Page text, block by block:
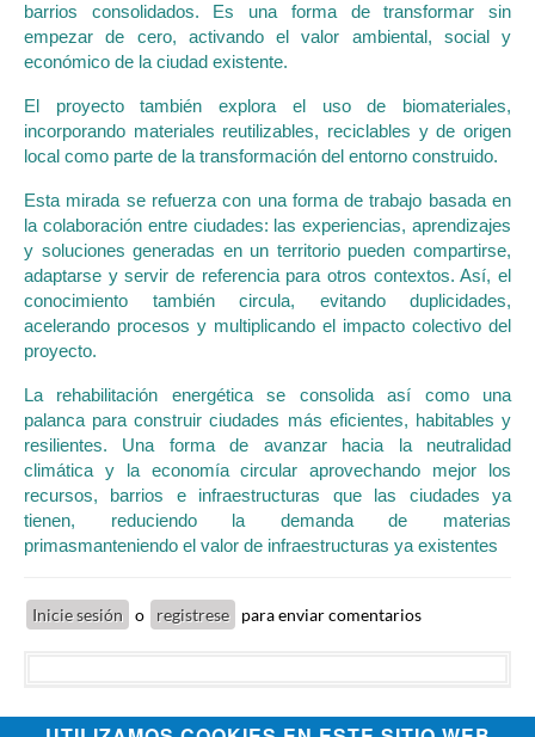
barrios consolidados. Es una forma de transformar sin
empezar de cero, activando el valor ambiental, social y
económico de la ciudad existente.
El proyecto también explora el uso de biomateriales,
incorporando materiales reutilizables, reciclables y de origen
local como parte de la transformación del entorno construido.
Esta mirada se refuerza con una forma de trabajo basada en
la colaboración entre ciudades: las experiencias, aprendizajes
y soluciones generadas en un territorio pueden compartirse,
adaptarse y servir de referencia para otros contextos. Así, el
conocimiento también circula, evitando duplicidades,
acelerando procesos y multiplicando el impacto colectivo del
proyecto.
La rehabilitación energética se consolida así como una
palanca para construir ciudades más eficientes, habitables y
resilientes. Una forma de avanzar hacia la neutralidad
climática y la economía circular aprovechando mejor los
recursos, barrios e infraestructuras que las ciudades ya
tienen, reduciendo la demanda de materias
primasmanteniendo el valor de infraestructuras ya existentes
Inicie sesión o registrese para enviar comentarios